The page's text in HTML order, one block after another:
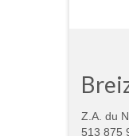
Z.A. du
513 875